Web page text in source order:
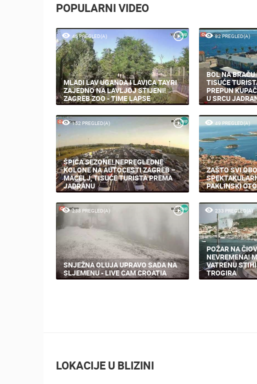
POPULARNI VIDEO
45 PREGLED(A)
MLADI LAV UGANDA I LAVICA TAYRI
ZAJEDNO NA LAVLJOJ STIJENI!
ZAGREB ZOO - TIME LAPSE
82 PREGLED(A)
BOL NA
TISUĆE
PREPUN
U SRCU
152 PREGLED(A)
ŠPICA SEZONE! NEPREGLEDNE
KOLONE NA AUTOCESTI ZAGREB –
MACELJ, TISUĆE TURISTA PREMA
JADRANU
49 PREGLED(A)
ZAŠTO SVI
PAKLINSKI
238 PREGLED(A)
SNJEŽNA OLUJA UPRAVO SADA NA
SLJEMENU - LIVE CAM CROATIA
233 PREGLED(A)
POŽAR NA
NEVREMENA!
VATRENU
TROGIRA
LOKACIJE U BLIZINI